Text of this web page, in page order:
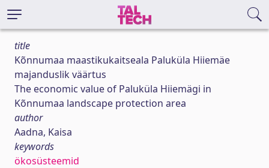
title
Kõnnumaa maastikukaitseala Paluküla Hiiemäe
majanduslik väärtus
The economic value of Paluküla Hiiemägi in
Kõnnumaa landscape protection area
author
Aadna, Kaisa
keywords
ökosüsteemid